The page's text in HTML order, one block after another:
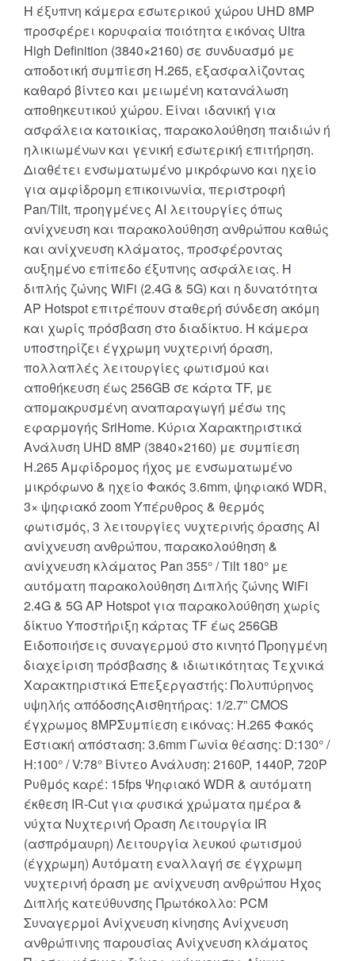
Η έξυπνη κάμερα εσωτερικού χώρου UHD 8MP
προσφέρει κορυφαία ποιότητα εικόνας Ultra
High Definition (3840×2160) σε συνδυασμό με
αποδοτική συμπίεση H.265, εξασφαλίζοντας
καθαρό βίντεο και μειωμένη κατανάλωση
αποθηκευτικού χώρου. Είναι ιδανική για
ασφάλεια κατοικίας, παρακολούθηση παιδιών ή
ηλικιωμένων και γενική εσωτερική επιτήρηση.
Διαθέτει ενσωματωμένο μικρόφωνο και ηχείο
για αμφίδρομη επικοινωνία, περιστροφή
Pan/Tilt, προηγμένες AI λειτουργίες όπως
ανίχνευση και παρακολούθηση ανθρώπου καθώς
και ανίχνευση κλάματος, προσφέροντας
αυξημένο επίπεδο έξυπνης ασφάλειας. Η
διπλής ζώνης WiFi (2.4G & 5G) και η δυνατότητα
AP Hotspot επιτρέπουν σταθερή σύνδεση ακόμη
και χωρίς πρόσβαση στο διαδίκτυο. Η κάμερα
υποστηρίζει έγχρωμη νυχτερινή όραση,
πολλαπλές λειτουργίες φωτισμού και
αποθήκευση έως 256GB σε κάρτα TF, με
απομακρυσμένη αναπαραγωγή μέσω της
εφαρμογής SriHome. Κύρια Χαρακτηριστικά
Ανάλυση UHD 8MP (3840×2160) με συμπίεση
H.265 Αμφίδρομος ήχος με ενσωματωμένο
μικρόφωνο & ηχείο Φακός 3.6mm, ψηφιακό WDR,
3× ψηφιακό zoom Υπέρυθρος & θερμός
φωτισμός, 3 λειτουργίες νυχτερινής όρασης AI
ανίχνευση ανθρώπου, παρακολούθηση &
ανίχνευση κλάματος Pan 355° / Tilt 180° με
αυτόματη παρακολούθηση Διπλής ζώνης WiFi
2.4G & 5G AP Hotspot για παρακολούθηση χωρίς
δίκτυο Υποστήριξη κάρτας TF έως 256GB
Ειδοποιήσεις συναγερμού στο κινητό Προηγμένη
διαχείριση πρόσβασης & ιδιωτικότητας Τεχνικά
Χαρακτηριστικά Επεξεργαστής: Πολυπύρηνος
υψηλής απόδοσηςΑισθητήρας: 1/2.7” CMOS
έγχρωμος 8MPΣυμπίεση εικόνας: H.265 Φακός
Εστιακή απόσταση: 3.6mm Γωνία θέασης: D:130° /
H:100° / V:78° Βίντεο Ανάλυση: 2160P, 1440P, 720P
Ρυθμός καρέ: 15fps Ψηφιακό WDR & αυτόματη
έκθεση IR-Cut για φυσικά χρώματα ημέρα &
νύχτα Νυχτερινή Όραση Λειτουργία IR
(ασπρόμαυρη) Λειτουργία λευκού φωτισμού
(έγχρωμη) Αυτόματη εναλλαγή σε έγχρωμη
νυχτερινή όραση με ανίχνευση ανθρώπου Ήχος
Διπλής κατεύθυνσης Πρωτόκολλο: PCM
Συναγερμοί Ανίχνευση κίνησης Ανίχνευση
ανθρώπινης παρουσίας Ανίχνευση κλάματος